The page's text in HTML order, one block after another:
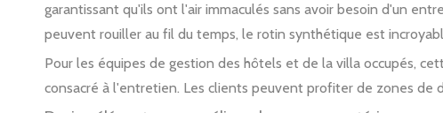
garantissant qu'ils ont l'air immaculés sans avoir besoin d'un
peuvent rouiller au fil du temps, le rotin synthétique est
Pour les équipes de gestion des hôtels et de la villa occupés,
consacré à l'entretien. Les clients peuvent profiter de zones